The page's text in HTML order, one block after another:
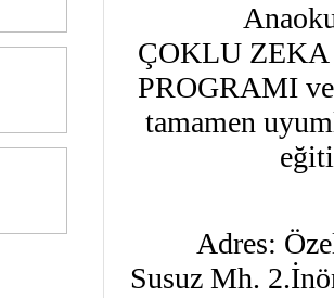
ÇOKLU ZEKA
PROGRAMI
tamamen
Adres:
Susuz Mh.